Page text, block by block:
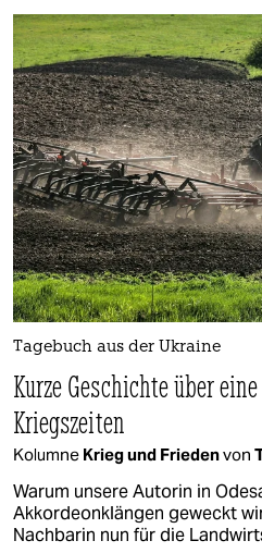
Tagebuch aus der Ukraine
Kurze Geschichte über
Kriegszeiten
Kolumne Krieg und Friedenvon
Warum unsere Autorin in
Akkordeonklängen geweckt
Nachbarin nun für die